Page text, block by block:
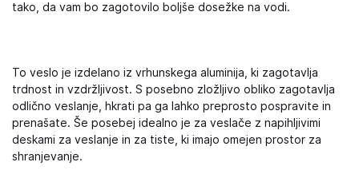
tako, da vam bo zagotovilo boljše dosežke na vodi.
To veslo je izdelano iz vrhunskega aluminija, ki zagotavlja
trdnost in vzdržljivost. S posebno zložljivo obliko zagotavlja
odlično veslanje, hkrati pa ga lahko preprosto pospravite in
prenašate. Še posebej idealno je za veslače z napihljivimi
deskami za veslanje in za tiste, ki imajo omejen prostor za
shranjevanje.